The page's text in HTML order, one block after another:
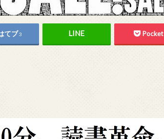
てブ3 Pocket